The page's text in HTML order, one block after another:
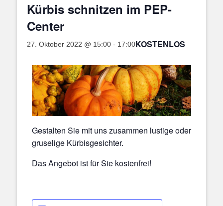
Kürbis schnitzen im PEP-
Center
27. Oktober 2022 @ 15:00 - 17:00KOSTENLOS
Gestalten Sie mit uns zusammen lustige oder
gruselige Kürbisgesichter.
Das Angebot ist für Sie kostenfrei!